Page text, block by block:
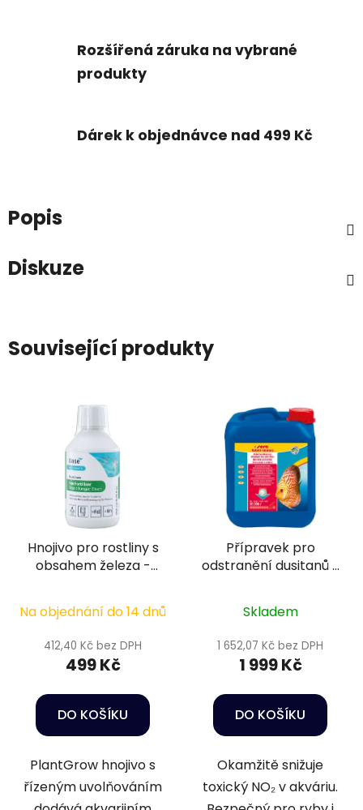
Rozšířená záruka na vybrané
produkty
Dárek k objednávce nad 499 Kč
Popis
Diskuze
Související produkty
Hnojivo pro rostliny s
obsahem železa -
Fert. 500 ml
Na objednání do 14 dnů
412,40 Kč bez DPH
499 Kč
DO KOŠÍKU
PlantGrow hnojivo s
řízeným uvolňováním
Přípravek pro
odstranění dusitanů v
Skladem
1 652,07 Kč bez DPH
1 999 Kč
DO KOŠÍKU
Okamžitě snižuje
toxický NO₂ v akváriu.